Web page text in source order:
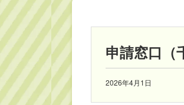
申請窓口（
2026年4月1日